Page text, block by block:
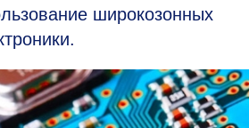
широкозонных